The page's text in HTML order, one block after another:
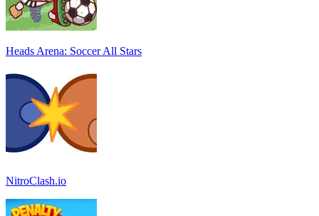
Heads Arena: Soccer All Stars
NitroClash.io